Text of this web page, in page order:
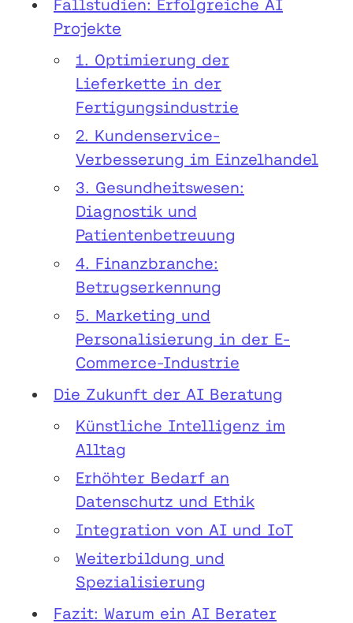
Fallstudien: Erfolgreiche AI
Projekte
1. Optimierung der
Lieferkette in der
Fertigungsindustrie
2. Kundenservice-
Verbesserung im Einzelhandel
3. Gesundheitswesen:
Diagnostik und
Patientenbetreuung
4. Finanzbranche:
Betrugserkennung
5. Marketing und
Personalisierung in der E-
Commerce-Industrie
Die Zukunft der AI Beratung
Künstliche Intelligenz im
Alltag
Erhöhter Bedarf an
Datenschutz und Ethik
Integration von AI und IoT
Weiterbildung und
Spezialisierung
Fazit: Warum ein AI Berater